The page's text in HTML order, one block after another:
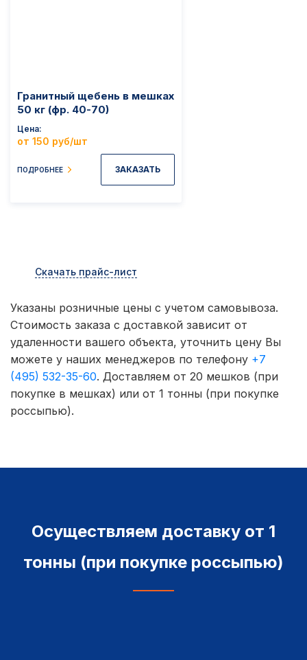
Гранитный щебень в мешках
50 кг (фр. 40-70)
Цена
от 150 руб/шт
ПОДРОБНЕЕ ЗАКАЗАТЬ
Скачать прайс-лист
Указаны розничные цены с учетом самовывоза.
Стоимость заказа с доставкой зависит от
удаленности вашего объекта, уточнить цену Вы
можете у наших менеджеров по телефону +7
(495) 532-35-60. Доставляем от 20 мешков (при
покупке в мешках) или от 1 тонны (при покупке
россыпью).
Осуществляем доставку от 1
тонны (при покупке россыпью)